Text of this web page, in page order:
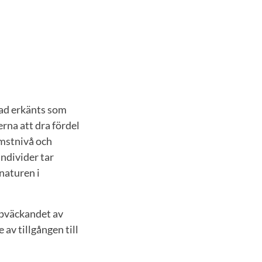
erkänts som
att dra fördel
och
tar
i
av
av tillgången till